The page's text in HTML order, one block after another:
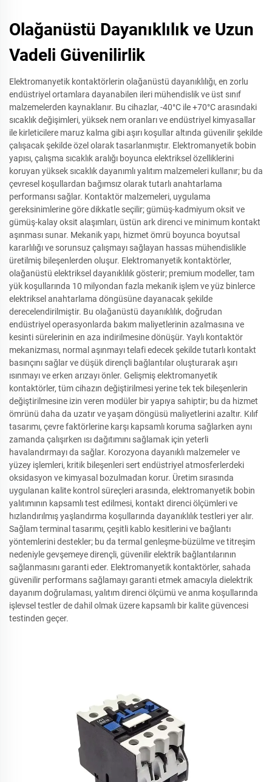
Olağanüstü Dayanıklılık ve Uzun
Vadeli Güvenilirlik
Elektromanyetik kontaktörlerin olağanüstü dayanıklılığı, en zorlu
endüstriyel ortamlara dayanabilen ileri mühendislik ve üst sınıf
malzemelerden kaynaklanır. Bu cihazlar, -40°C ile +70°C arasındaki
sıcaklık değişimleri, yüksek nem oranları ve endüstriyel kimyasallar
ile kirleticilere maruz kalma gibi aşırı koşullar altında güvenilir şekilde
çalışacak şekilde özel olarak tasarlanmıştır. Elektromanyetik bobin
yapısı, çalışma sıcaklık aralığı boyunca elektriksel özelliklerini
koruyan yüksek sıcaklık dayanımlı yalıtım malzemeleri kullanır; bu da
çevresel koşullardan bağımsız olarak tutarlı anahtarlama
performansı sağlar. Kontaktör malzemeleri, uygulama
gereksinimlerine göre dikkatle seçilir; gümüş-kadmiyum oksit ve
gümüş-kalay oksit alaşımları, üstün ark direnci ve minimum kontakt
aşınması sunar. Mekanik yapı, hizmet ömrü boyunca boyutsal
kararlılığı ve sorunsuz çalışmayı sağlayan hassas mühendislikle
üretilmiş bileşenlerden oluşur. Elektromanyetik kontaktörler,
olağanüstü elektriksel dayanıklılık gösterir; premium modeller, tam
yük koşullarında 10 milyondan fazla mekanik işlem ve yüz binlerce
elektriksel anahtarlama döngüsüne dayanacak şekilde
derecelendirilmiştir. Bu olağanüstü dayanıklılık, doğrudan
endüstriyel operasyonlarda bakım maliyetlerinin azalmasına ve
kesinti sürelerinin en aza indirilmesine dönüşür. Yaylı kontaktör
mekanizması, normal aşınmayı telafi edecek şekilde tutarlı kontakt
basınçını sağlar ve düşük dirençli bağlantılar oluşturarak aşırı
ısınmayı ve erken arızayı önler. Gelişmiş elektromanyetik
kontaktörler, tüm cihazın değiştirilmesi yerine tek tek bileşenlerin
değiştirilmesine izin veren modüler bir yapıya sahiptir; bu da hizmet
ömrünü daha da uzatır ve yaşam döngüsü maliyetlerini azaltır. Kılıf
tasarımı, çevre faktörlerine karşı kapsamlı koruma sağlarken aynı
zamanda çalışırken ısı dağıtımını sağlamak için yeterli
havalandırmayı da sağlar. Korozyona dayanıklı malzemeler ve
yüzey işlemleri, kritik bileşenleri sert endüstriyel atmosferlerdeki
oksidasyon ve kimyasal bozulmadan korur. Üretim sırasında
uygulanan kalite kontrol süreçleri arasında, elektromanyetik bobin
yalıtımının kapsamlı test edilmesi, kontakt direnci ölçümleri ve
hızlandırılmış yaşlandırma koşullarında dayanıklılık testleri yer alır.
Sağlam terminal tasarımı, çeşitli kablo kesitlerini ve bağlantı
yöntemlerini destekler; bu da termal genleşme-büzülme ve titreşim
nedeniyle gevşemeye dirençli, güvenilir elektrik bağlantılarının
sağlanmasını garanti eder. Elektromanyetik kontaktörler, sahada
güvenilir performans sağlamayı garanti etmek amacıyla dielektrik
dayanım doğrulaması, yalıtım direnci ölçümü ve anma koşullarında
işlevsel testler de dahil olmak üzere kapsamlı bir kalite güvencesi
testinden geçer.